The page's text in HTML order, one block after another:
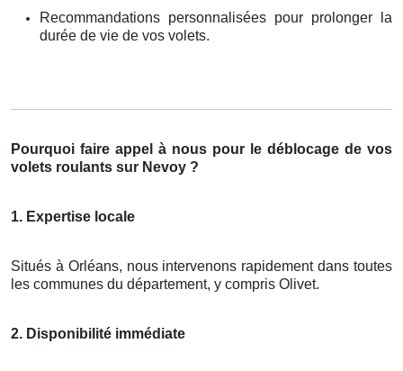
Recommandations personnalisées pour prolonger la
durée de vie de vos volets.
Pourquoi faire appel à nous pour le déblocage de vos
volets roulants sur Nevoy ?
1. Expertise locale
Situés à Orléans, nous intervenons rapidement dans toutes
les communes du département, y compris Olivet.
2. Disponibilité immédiate